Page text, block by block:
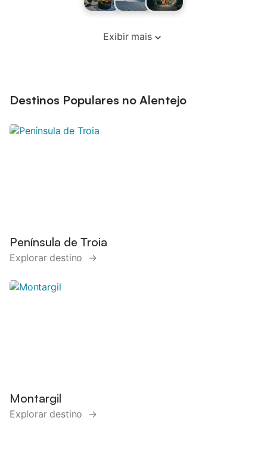
Exibir mais
Destinos Populares no Alentejo
Península de Troia
Explorar destino →
Montargil
Explorar destino →